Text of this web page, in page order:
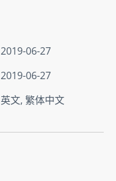
2019-06-27
2019-06-27
英文, 繁体中文